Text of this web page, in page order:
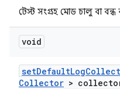
টেস্ট সংগ্রহ মোড চালু বা বন্ধ
void
setDefaultLog
Collector >